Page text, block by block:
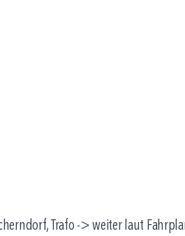
Trafo -> weiter laut